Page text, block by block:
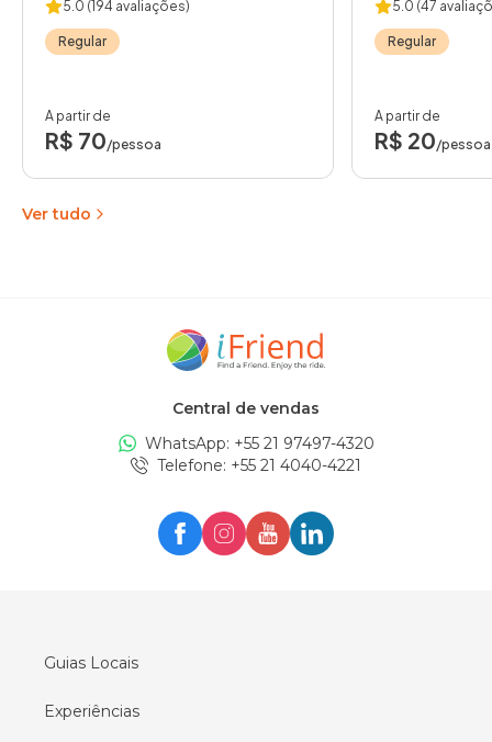
5.0 (194 avaliações)
Regular
A partir de
R$ 70/pessoa
5.0 (47
Regular
A partir de
R$ 20/pessoa
Ver tudo
Central de vendas
WhatsApp: +55 21 97497-4320
Telefone: +55 21 4040-4221
Guias Locais
Experiências